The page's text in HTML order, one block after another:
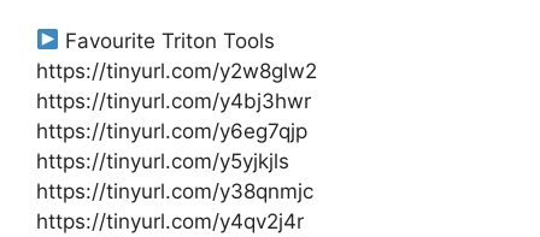
Favourite Triton Tools
https://tinyurl.com/y2w8glw2
https://tinyurl.com/y4bj3hwr
https://tinyurl.com/y6eg7qjp
https://tinyurl.com/y5yjkjls
https://tinyurl.com/y38qnmjc
https://tinyurl.com/y4qv2j4r